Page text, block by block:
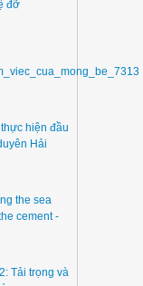
đỡ
hiện đầu
Hải
the sea
cement -
Tải trọng và